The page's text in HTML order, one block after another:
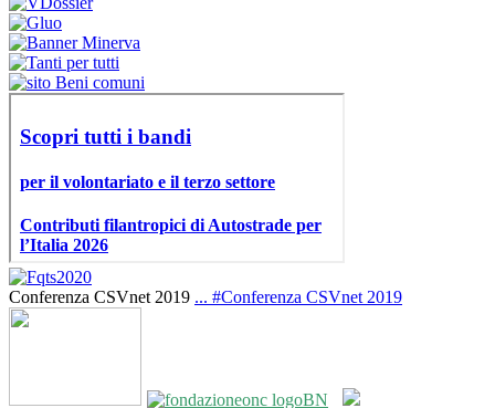
Conferenza CSVnet 2019 ... #Conferenza CSVnet 2019